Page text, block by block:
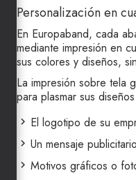
Personalización en
En Europaband, cada
mediante impresión en
sus colores y diseños,
La impresión sobre tela
para plasmar sus
El logotipo de su
Un mensaje
Motivos gráficos o